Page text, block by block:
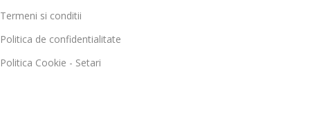
Termeni si conditii
Politica de confidentialitate
Politica Cookie - Setari